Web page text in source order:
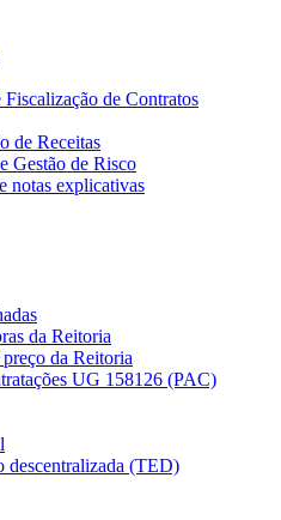
de Contratos
de Receitas
Gestão de Risco
notas explicativas
da Reitoria
da Reitoria
UG 158126 (PAC)
descentralizada (TED)